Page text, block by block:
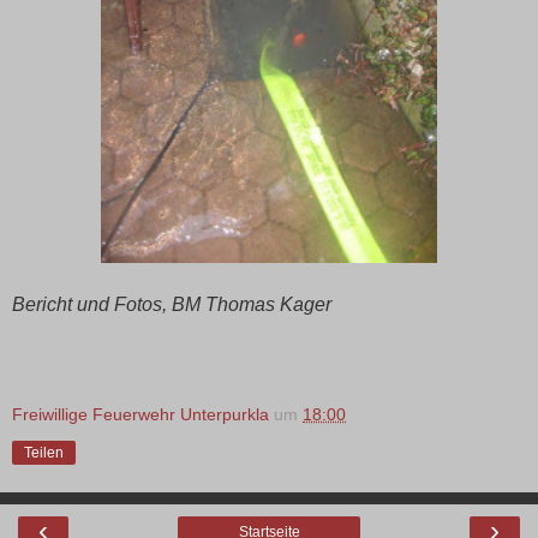
Bericht und Fotos, BM Thomas Kager
Freiwillige Feuerwehr Unterpurkla um 18:00
Teilen
‹ ›
Startseite